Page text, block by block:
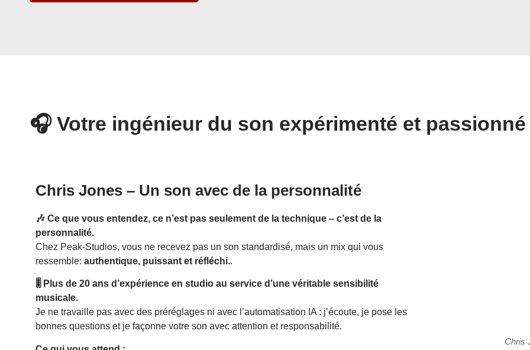
🎧 Votre ingénieur du son expérimenté et passionné
Chris Jones – Un son avec de la personnalité
🎶 Ce que vous entendez, ce n’est pas seulement de la technique – c’est de la
personnalité.
Chez Peak-Studios, vous ne recevez pas un son standardisé, mais un mix qui vous
ressemble: authentique, puissant et réfléchi..
🎚️ Plus de 20 ans d’expérience en studio au service d’une véritable sensibilité
musicale.
Je ne travaille pas avec des préréglages ni avec l’automatisation IA : j’écoute, je pose les
bonnes questions et je façonne votre son avec attention et responsabilité.
Chris